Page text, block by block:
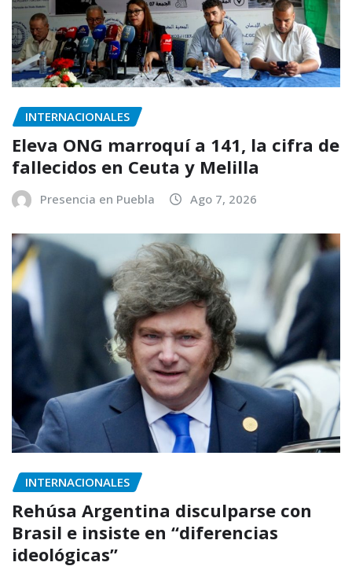
INTERNACIONALES
Eleva ONG marroquí a 141, la cifra de
fallecidos en Ceuta y Melilla
Presencia en Puebla Ago 7, 2026
INTERNACIONALES
Rehúsa Argentina disculparse con
Brasil e insiste en “diferencias
ideológicas”